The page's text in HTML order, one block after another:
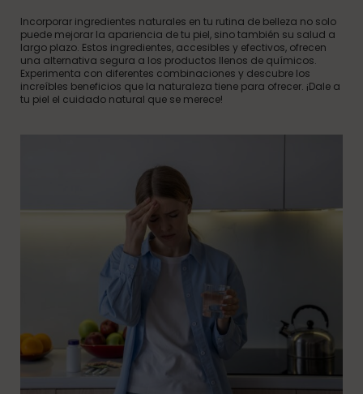
Incorporar ingredientes naturales en tu rutina de belleza no solo
puede mejorar la apariencia de tu piel, sino también su salud a
largo plazo. Estos ingredientes, accesibles y efectivos, ofrecen
una alternativa segura a los productos llenos de químicos.
Experimenta con diferentes combinaciones y descubre los
increíbles beneficios que la naturaleza tiene para ofrecer. ¡Dale a
tu piel el cuidado natural que se merece!